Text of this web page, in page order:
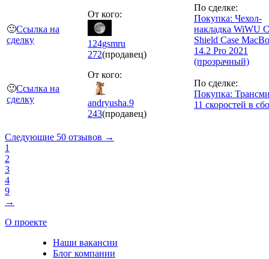
🙂Ссылка на
сделку
От кого:
124gsmru
272(продавец)
По сделке:
Покупка: Чехол-
накладка WiWU
Shield Case
14.2 Pro 2021
(прозрачный)
🙂Ссылка на
сделку
От кого:
andryusha.9
243(продавец)
По сделке:
Покупка:
11 скоростей в
Следующие 50 отзывов →
1
2
3
4
9
→
О проекте
Наши вакансии
Блог компании